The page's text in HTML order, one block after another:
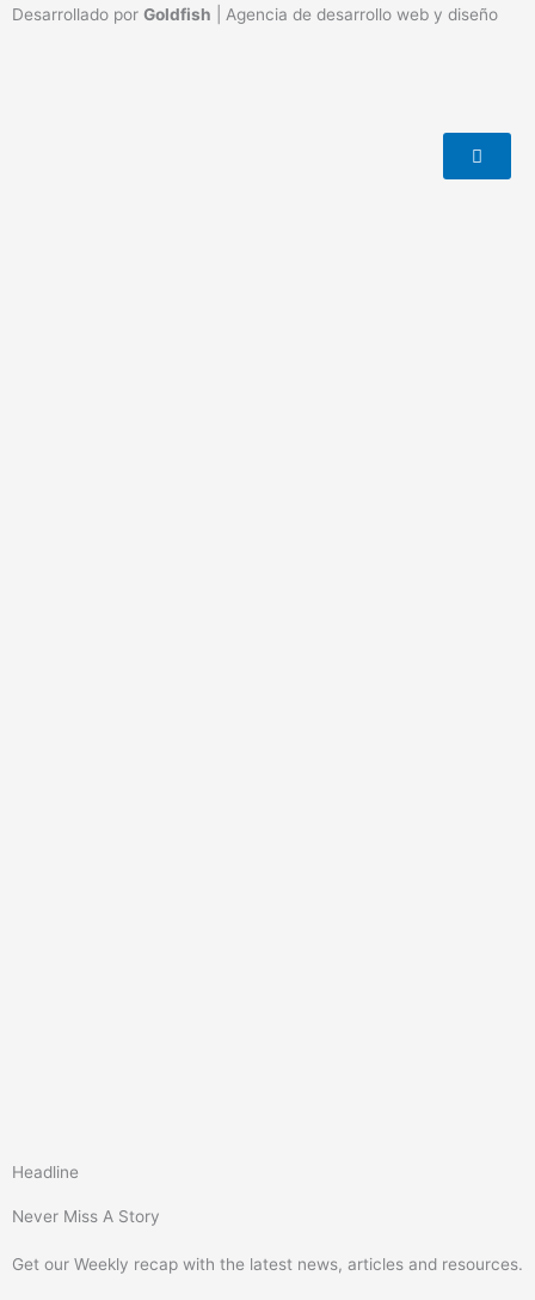
e
t
t
t
t
Desarrollado por Goldfish | Agencia de desarrollo web y diseño
Headline
Never Miss A Story
Get our Weekly recap with the latest news, articles and resources.